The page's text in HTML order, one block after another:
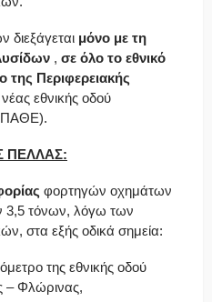
μόνο με τη
, σε όλο το εθνικό
της Περιφερειακής
εθνικής οδού
ΠΕΛΛΑΣ:
φορτηγών οχημάτων
3,5 τόνων, λόγω των
στα εξής οδικά σημεία:
της εθνικής οδού
– Φλώρινας,